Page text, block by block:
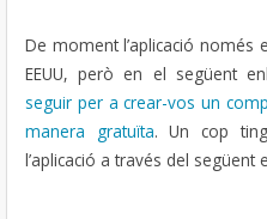
De moment l’aplicació només
EEUU, però en el següent
seguir per a crear-vos un
manera gratuïta. Un cop
l’aplicació a través del següent